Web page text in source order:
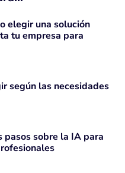
elegir una solución
tu empresa para
según las necesidades
pasos sobre la IA para